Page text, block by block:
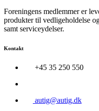
Foreningens medlemmer er
produkter til vedligeholdelse
samt serviceydelser.
Kontakt
+45 35 250 550
autig@autig.dk